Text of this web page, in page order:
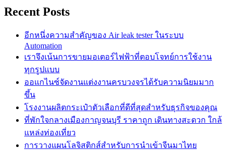
Recent Posts
อีกหนึ่งความสำคัญของ Air leak tester ในระบบ
Automation
เราจึงเน้นการขายมอเตอร์ไฟฟ้าที่ตอบโจทย์การใช้งาน
ทุกรูปแบบ
ออแกไนซ์จัดงานแต่งงานครบวงจรได้รับความนิยมมาก
ขึ้น
โรงงานผลิตกระเป๋าตัวเลือกที่ดีที่สุดสำหรับธุรกิจของคุณ
ที่พักใจกลางเมืองกาญจนบุรี ราคาถูก เดินทางสะดวก ใกล้
แหล่งท่องเที่ยว
การวางแผนโลจิสติกส์สำหรับการนำเข้าจีนมาไทย